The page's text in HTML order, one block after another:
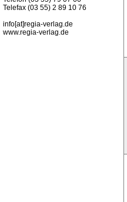
Telefax (03 55) 2 89 10 76
info[at]regia-verlag.de
www.regia-verlag.de